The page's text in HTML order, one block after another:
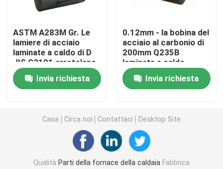
Schermi del tubo di caldaia
Ugello d'aria della caldaia
Griglia a catena Antivari
Rod d'acciaio rotondo
Porta della fornace della caldaia
ASTM A283M Gr. Le
lamiere di acciaio
laminate a caldo di D
JIS G3101 arrotolano
GB/T700 Q235A
Invia richiesta
0.12mm - la bobina del
acciaio al carbonio di
200mm Q235B
laminata a caldo
accetta l'abitudine
Invia richiesta
Casa Circa noi Contattaci Desktop Site
Qualità Parti della fornace della caldaia Fabbrica